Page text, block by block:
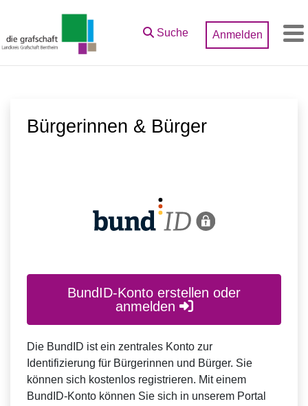
Zum Hauptinhalt springen
Suche
Anmelden
Bürgerinnen & Bürger
BundID-Konto erstellen oder
anmelden
Die BundID ist ein zentrales Konto zur
Identifizierung für Bürgerinnen und Bürger. Sie
können sich kostenlos registrieren. Mit einem
BundID-Konto können Sie sich in unserem Portal